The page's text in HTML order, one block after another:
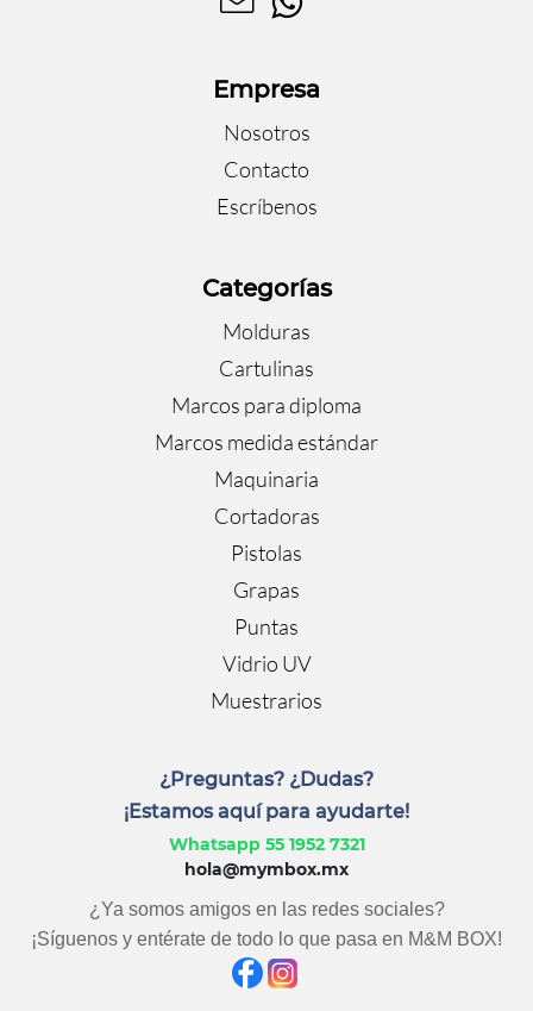
Empresa
Nosotros
Contacto
Escríbenos
Categorías
Molduras
Cartulinas
Marcos para diploma
Marcos medida estándar
Maquinaria
Cortadoras
Pistolas
Grapas
Puntas
Vidrio UV
Muestrarios
¿Preguntas? ¿Dudas?
¡Estamos aquí para ayudarte!
Whatsapp 55 1952 7321
hola@mymbox.mx
¿Ya somos amigos en las redes sociales?
¡Síguenos y entérate de todo lo que pasa en M&M BOX!